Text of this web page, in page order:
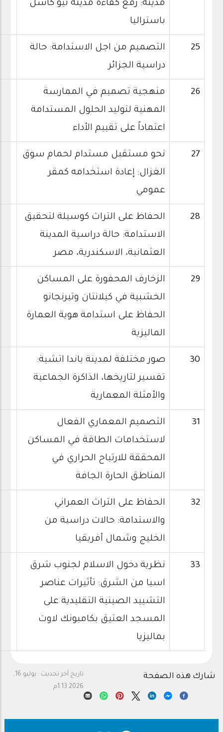
مدينة: رفع كفاءة مدينة نيو كاسل
باستراليا
25
التصميم من اجل الاستدامة: حالة
دراسية الجزائر
26
منهجية تصميم في الممارسة
المهنية لتوليد الحلول المستدامة
اعتماداً على تقييم الأداء
27
نحو مستقبل مستدام لحمام سوق
الغزال: إعادة استخدامه كمقر
عمومي
28
الحفاظ على التراث كوسيلة لتحقيق
الاستدامة: حالة دراسية المدينة
العثمانية، الاسكندرية، مصر
29
الزخارف المحفورة على المساكن
الخشبية في كيلانتان وتيرنجانو
الحفاظ على استدامة هوية العمارة
الماليزية
30
صور مختلفة لمدينة باندا اتشية:
تفسير لتاريخها، الذاكرة الجماعية
والأمثلة المعمارية
31
التصميم المعماري الفعال
لاستخدامات الطاقة في المساكن
المحققة للارتياح الحراري في
المناطق الحارة الجافة
32
الحفاظ على التراث العمراني
والاستدامة: حالات دراسية من
الخليج وشمال أفريقيا
33
نظرية دخول الاسلام لجنوب شرق
اسيا من الشرق: تأثيرات عناصر
التشييد الصينية التقليدية على
المسجد العتيق بكامبونك لاوت
بماليزيا
تاريخ آخر تحديث :
يوليو 16,
2026 1:13م
شارك هذه الصفحة